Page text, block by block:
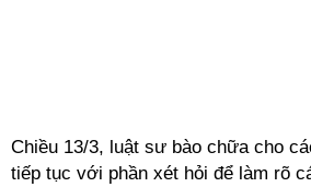
Chiều 13/3, luật sư bào chữa cho
tiếp tục với phần xét hỏi để làm rõ